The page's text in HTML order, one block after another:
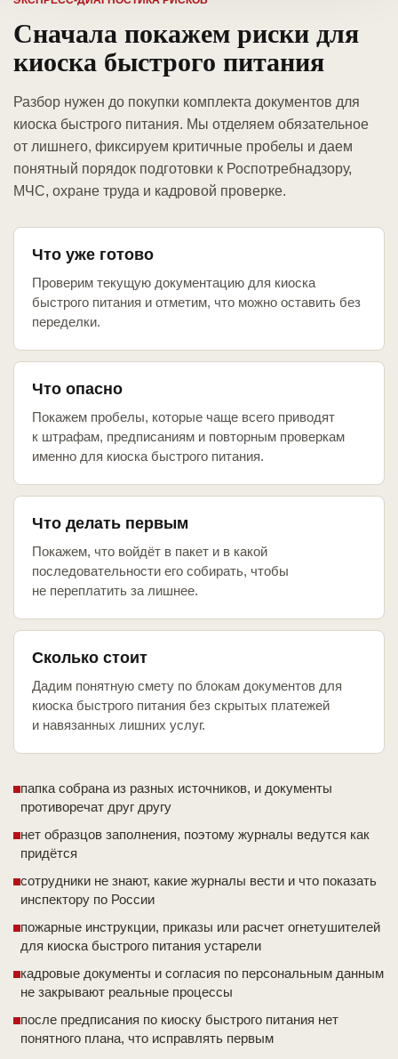
Сначала покажем риски для
киоска быстрого питания
Разбор нужен до покупки комплекта документов для
киоска быстрого питания. Мы отделяем обязательное
от лишнего, фиксируем критичные пробелы и даем
понятный порядок подготовки к Роспотребнадзору,
МЧС, охране труда и кадровой проверке.
Что уже готово
Проверим текущую документацию для киоска
быстрого питания и отметим, что можно оставить без
переделки.
Что опасно
Покажем пробелы, которые чаще всего приводят
к штрафам, предписаниям и повторным проверкам
именно для киоска быстрого питания.
Что делать первым
Покажем, что войдёт в пакет и в какой
последовательности его собирать, чтобы
не переплатить за лишнее.
Сколько стоит
Дадим понятную смету по блокам документов для
киоска быстрого питания без скрытых платежей
и навязанных лишних услуг.
папка собрана из разных источников, и документы
противоречат друг другу
нет образцов заполнения, поэтому журналы ведутся как
придётся
сотрудники не знают, какие журналы вести и что показать
инспектору по России
пожарные инструкции, приказы или расчет огнетушителей
для киоска быстрого питания устарели
кадровые документы и согласия по персональным данным
не закрывают реальные процессы
после предписания по киоску быстрого питания нет
понятного плана, что исправлять первым